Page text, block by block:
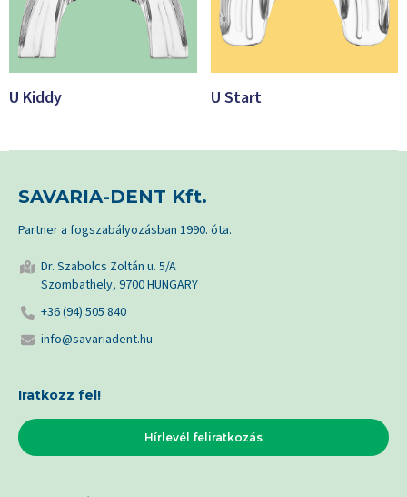
U Kiddy U Start
SAVARIA-DENT Kft.
Partner a fogszabályozásban 1990. óta.
Dr. Szabolcs Zoltán u. 5/A
Szombathely, 9700 HUNGARY
+36 (94) 505 840
info@savariadent.hu
Iratkozz fel!
Hírlevél feliratkozás